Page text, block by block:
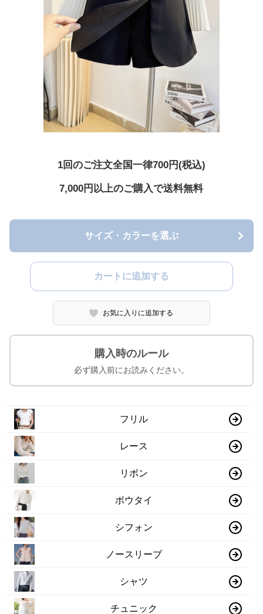
1回のご注文全国一律700円(税込)
7,000円以上のご購入で送料無料
サイズ・カラーを選ぶ
カートに追加する
お気に入りに追加する
購入時のルール
必ず購入前にお読みください。
フリル
レース
リボン
ボウタイ
シフォン
ノースリーブ
シャツ
チュニック